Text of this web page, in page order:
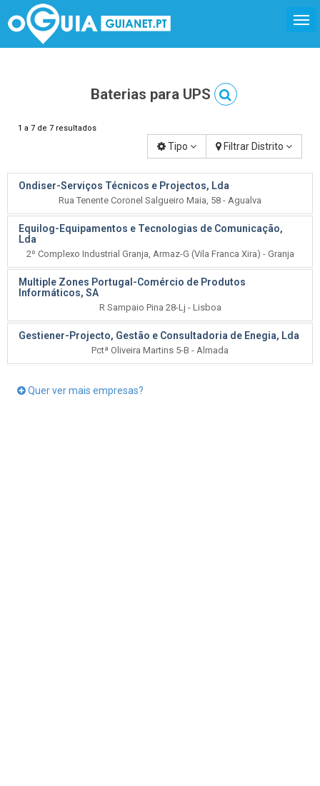
Baterias para UPS
1 a 7 de 7 resultados
Tipo Filtrar Distrito
Ondiser-Serviços Técnicos e Projectos, Lda
Rua Tenente Coronel Salgueiro Maia, 58 - Agualva
Equilog-Equipamentos e Tecnologias de Comunicação,
Lda
2º Complexo Industrial Granja, Armaz-G (Vila Franca Xira) - Granja
Multiple Zones Portugal-Comércio de Produtos
Informáticos, SA
R Sampaio Pina 28-Lj - Lisboa
Gestiener-Projecto, Gestão e Consultadoria de Enegia, Lda
Pctª Oliveira Martins 5-B - Almada
Quer ver mais empresas?